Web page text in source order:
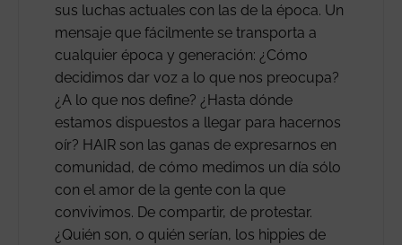
sus luchas actuales con las de la época. Un
mensaje que fácilmente se transporta a
cualquier época y generación: ¿Cómo
decidimos dar voz a lo que nos preocupa?
¿A lo que nos define? ¿Hasta dónde
estamos dispuestos a llegar para hacernos
oír? HAIR son las ganas de expresarnos en
comunidad, de cómo medimos un día sólo
con el amor de la gente con la que
convivimos. De compartir, de protestar.
¿Quién son, o quién serían, los hippies de